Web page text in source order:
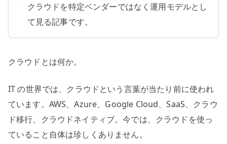
クラウドを特定ベンダーではなく運用モデルとし
て見る記事です。
クラウドとは何か。
IT の世界では、クラウドという言葉が当たり前に使われ
ています。AWS、Azure、Google Cloud、SaaS、クラウ
ド移行、クラウドネイティブ。今では、クラウドを使っ
ていること自体は珍しくありません。